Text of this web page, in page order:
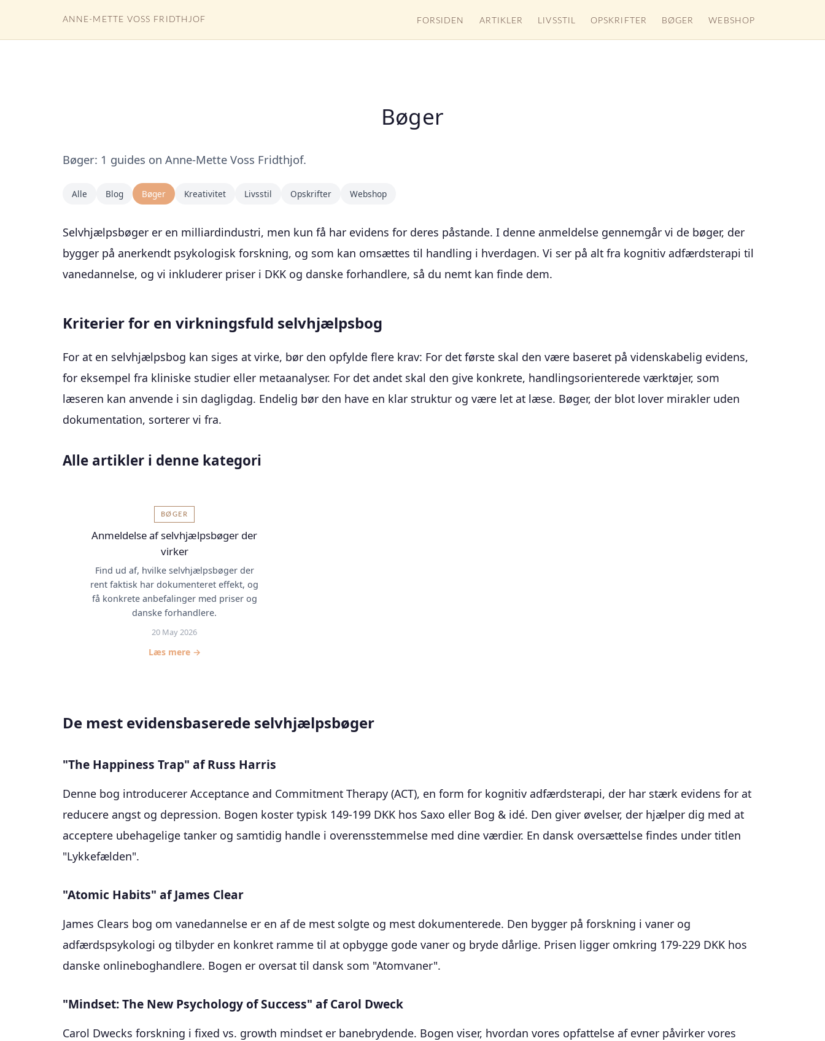
ANNE-METTE VOSS FRIDTHJOF FORSIDEN ARTIKLER LIVSSTIL OPSKRIFTER BØGER WEBSHOP
Bøger
Bøger: 1 guides on Anne-Mette Voss Fridthjof.
Alle Blog Bøger Kreativitet Livsstil Opskrifter Webshop
Selvhjælpsbøger er en milliardindustri, men kun få har evidens for deres påstande. I denne anmeldelse gennemgår vi de bøger, der
bygger på anerkendt psykologisk forskning, og som kan omsættes til handling i hverdagen. Vi ser på alt fra kognitiv adfærdsterapi til
vanedannelse, og vi inkluderer priser i DKK og danske forhandlere, så du nemt kan finde dem.
Kriterier for en virkningsfuld selvhjælpsbog
For at en selvhjælpsbog kan siges at virke, bør den opfylde flere krav: For det første skal den være baseret på videnskabelig evidens,
for eksempel fra kliniske studier eller metaanalyser. For det andet skal den give konkrete, handlingsorienterede værktøjer, som
læseren kan anvende i sin dagligdag. Endelig bør den have en klar struktur og være let at læse. Bøger, der blot lover mirakler uden
dokumentation, sorterer vi fra.
Alle artikler i denne kategori
BØGER
Anmeldelse af selvhjælpsbøger der
virker
Find ud af, hvilke selvhjælpsbøger der
rent faktisk har dokumenteret effekt, og
få konkrete anbefalinger med priser og
danske forhandlere.
20 May 2026
Læs mere →
De mest evidensbaserede selvhjælpsbøger
"The Happiness Trap" af Russ Harris
Denne bog introducerer Acceptance and Commitment Therapy (ACT), en form for kognitiv adfærdsterapi, der har stærk evidens for at
reducere angst og depression. Bogen koster typisk 149-199 DKK hos Saxo eller Bog & idé. Den giver øvelser, der hjælper dig med at
acceptere ubehagelige tanker og samtidig handle i overensstemmelse med dine værdier. En dansk oversættelse findes under titlen
"Lykkefælden".
"Atomic Habits" af James Clear
James Clears bog om vanedannelse er en af de mest solgte og mest dokumenterede. Den bygger på forskning i vaner og
adfærdspsykologi og tilbyder en konkret ramme til at opbygge gode vaner og bryde dårlige. Prisen ligger omkring 179-229 DKK hos
danske onlineboghandlere. Bogen er oversat til dansk som "Atomvaner".
"Mindset: The New Psychology of Success" af Carol Dweck
Carol Dwecks forskning i fixed vs. growth mindset er banebrydende. Bogen viser, hvordan vores opfattelse af evner påvirker vores